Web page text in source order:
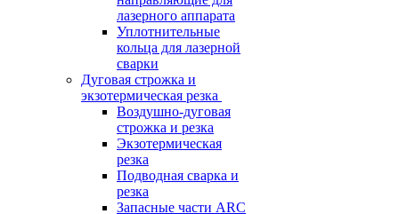
лазерного аппарата
Уплотнительные
кольца для лазерной
сварки
Дуговая строжка и
экзотермическая резка
Воздушно-дуговая
строжка и резка
Экзотермическая
резка
Подводная сварка и
резка
Запасные части ARC